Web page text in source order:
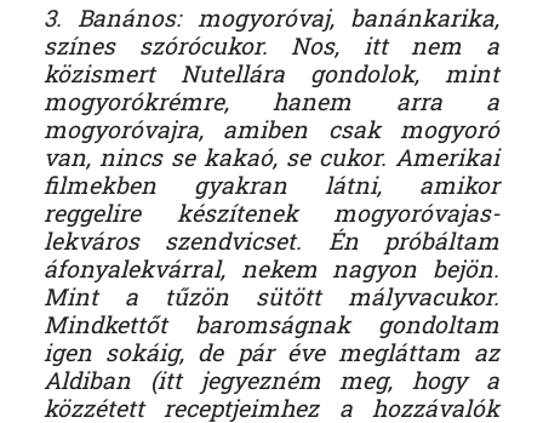
3. Banános: mogyoróvaj, banánkarika,
színes szórócukor. Nos, itt nem a
közismert Nutellára gondolok, mint
mogyorókrémre, hanem arra a
mogyoróvajra, amiben csak mogyoró
van, nincs se kakaó, se cukor. Amerikai
filmekben gyakran látni, amikor
reggelire készítenek mogyoróvajas-
lekváros szendvicset. Én próbáltam
áfonyalekvárral, nekem nagyon bejön.
Mint a tűzön sütött mályvacukor.
Mindkettőt baromságnak gondoltam
igen sokáig, de pár éve megláttam az
Aldiban (itt jegyezném meg, hogy a
közzétett receptjeimhez a hozzávalók